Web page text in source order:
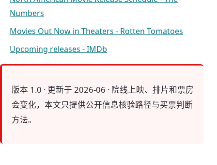
Numbers
Movies Out Now in Theaters - Rotten Tomatoes
Upcoming releases - IMDb
版本 1.0 · 更新于 2026-06 · 院线上映、排片和票房
会变化，本文只提供公开信息核验路径与买票判断
方法。